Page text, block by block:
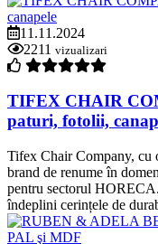
11.11.2024
2211 vizualizari
TIFEX CHAIR
paturi, fotolii,
Tifex Chair Company, cu
brand de renume în
pentru sectorul
îndeplini cerințele de